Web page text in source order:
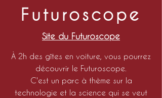
Futuroscope
Site du Futuroscope
À 2h des gîtes en voiture, vous pourrez
découvrir le Futuroscope.
C'est un parc à thème sur la
technologie et la science qui se veut